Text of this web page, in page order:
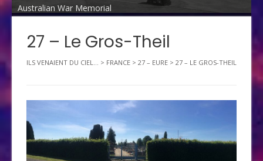
Australian War Memorial
27 – Le Gros-Theil
ILS VENAIENT DU CIEL... > FRANCE > 27 – EURE > 27 – LE GROS-THEIL